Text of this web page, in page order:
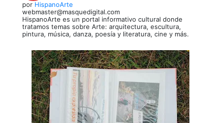
por HispanoArte
webmaster@masquedigital.com
HispanoArte es un portal informativo cultural donde
tratamos temas sobre Arte: arquitectura, escultura,
pintura, música, danza, poesía y literatura, cine y más.